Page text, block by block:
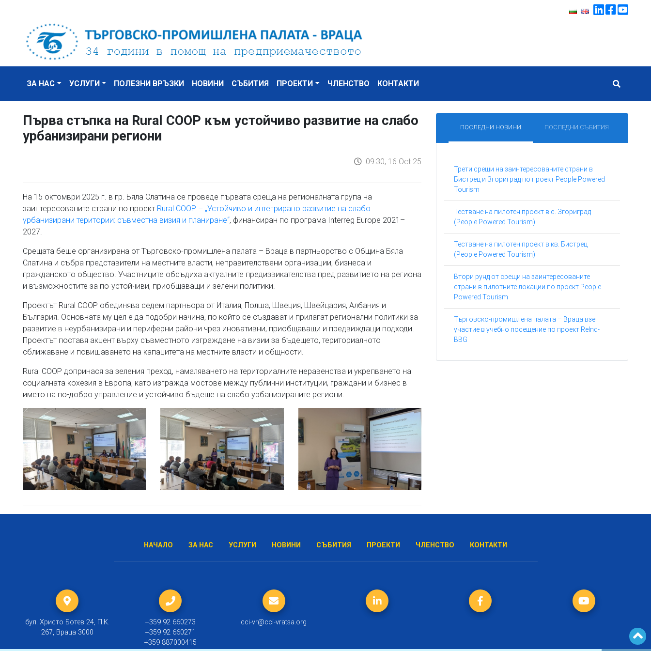
ЗА НАС УСЛУГИ ПОЛЕЗНИ ВРЪЗКИ НОВИНИ СЪБИТИЯ ПРОЕКТИ ЧЛЕНСТВО КОНТАКТИ
Първа стъпка на Rural COOP към устойчиво развитие на слабо
урбанизирани региони
09:30, 16 Oct 25
На 15 октомври 2025 г. в гр. Бяла Слатина се проведе първата среща на регионалната група на
заинтересованите страни по проект Rural COOP – „Устойчиво и интегрирано развитие на слабо
урбанизирани територии: съвместна визия и планиране“, финансиран по програма Interreg Europe 2021–
2027.
Срещата беше организирана от Търговско-промишлена палата – Враца в партньорство с Община Бяла
Слатина и събра представители на местните власти, неправителствени организации, бизнеса и
гражданското общество. Участниците обсъдиха актуалните предизвикателства пред развитието на региона
и възможностите за по-устойчиви, приобщаващи и зелени политики.
Проектът Rural COOP обединява седем партньора от Италия, Полша, Швеция, Швейцария, Албания и
България. Основната му цел е да подобри начина, по който се създават и прилагат регионални политики за
развитие в неурбанизирани и периферни райони чрез иновативни, приобщаващи и предвиждащи подходи.
Проектът поставя акцент върху съвместното изграждане на визии за бъдещето, териториалното
сближаване и повишаването на капацитета на местните власти и общности.
Rural COOP допринася за зеления преход, намаляването на териториалните неравенства и укрепването на
социалната кохезия в Европа, като изгражда мостове между публични институции, граждани и бизнес в
името на по-добро управление и устойчиво бъдеще на слабо урбанизираните региони.
ПОСЛЕДНИ НОВИНИ ПОСЛЕДНИ СЪБИТИЯ
Трети срещи на заинтересованите страни в
Бистрец и Згориград по проект People Powered
Tourism
Тестване на пилотен проект в с. Згориград
(People Powered Tourism)
Тестване на пилотен проект в кв. Бистрец
(People Powered Tourism)
Втори рунд от срещи на заинтересованите
страни в пилотните локации по проект People
Powered Tourism
Търговско-промишлена палата – Враца взе
участие в учебно посещение по проект ReInd-
BBG
НАЧАЛО ЗА НАС УСЛУГИ НОВИНИ СЪБИТИЯ ПРОЕКТИ ЧЛЕНСТВО КОНТАКТИ
бул. Христо Ботев 24, П.К.
267, Враца 3000
+359 92 660273
+359 92 660271
+359 887000415
cci-vr@cci-vratsa.org